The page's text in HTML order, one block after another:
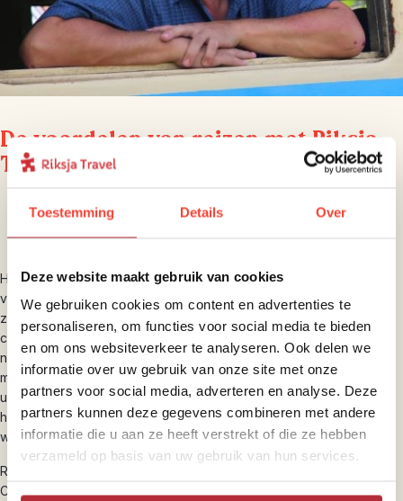
Toestemming Details Over
Deze website maakt gebruik van cookies
We gebruiken cookies om content en advertenties te
personaliseren, om functies voor social media te bieden
en om ons websiteverkeer te analyseren. Ook delen we
informatie over uw gebruik van onze site met onze
partners voor social media, adverteren en analyse. Deze
partners kunnen deze gegevens combineren met andere
informatie die u aan ze heeft verstrekt of die ze hebben
verzameld op basis van uw gebruik van hun services.
De voordelen van reizen met Riksja
Travel
24/7 bereikbaar op reis
Het reizen met een reisorganisatie als Riksja Travel brengt grote
voordelen met zich mee. Je reist weliswaar altijd individueel en
zelfstandig, maar je staat er nooit alleen voor. Zowel wij, als onze
collega’s ter plaatse, staan 24/7 voor je klaar. Dat niet alleen: we
nemen je vooral al het regelwerk uit handen. Zo hebben we de
mooiste accommodaties en de gaafste slaapplekken al voor je
uitgezocht en plannen wij de handigste reisroute. Het enige wat jij
hoeft te doen is ons te vertellen hoe je graag reist en wat je niet
wilt missen.
Riksja Travel is aangesloten bij de ANVR, de SGR en het
Calamiteitenfonds, waardoor je verzekerd bent van eerlijke